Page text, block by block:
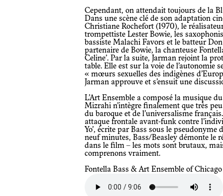
Cependant, on attendait toujours de la
Dans une scène clé de son adaptation
Christiane Rochefort (1970), le
trompettiste Lester Bowie, les
bassiste Malachi Favors et le batteur
partenaire de Bowie, la chanteuse
Celine’. Par la suite, Jarman rejoint la
table. Elle est sur la voie de l’autonomie
« mœurs sexuelles des indigènes
Jarman approuve et s’ensuit une
L’Art Ensemble a composé la musique
Mizrahi n’intègre finalement que très
du baroque et de l’universalisme
attaque frontale avant-funk contre
Yo’, écrite par Bass sous le pseudonyme
neuf minutes, Bass/Beasley démonte le
dans le film – les mots sont brutaux,
comprenons vraiment.
Fontella Bass & Art Ensemble of Chicago